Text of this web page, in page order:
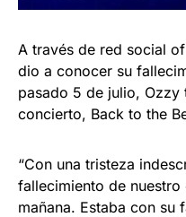
A través de red social
dio a conocer su
pasado 5 de julio, Ozzy
concierto, Back to the
“Con una tristeza
fallecimiento de
mañana. Estaba con su